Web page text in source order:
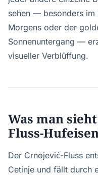
sehen — besonders im
Morgens oder der
Sonnenuntergang —
visueller Verblüffung.
Was man
Fluss-
Der Crnojević-Fluss
Cetinje und fällt durch